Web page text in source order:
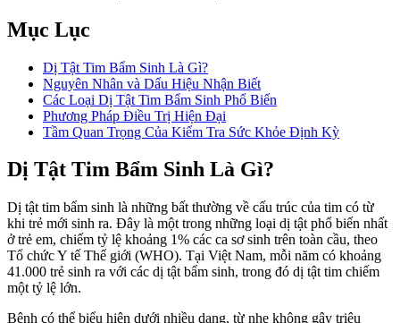
Mục Lục
Dị Tật Tim Bẩm Sinh Là Gì?
Nguyên Nhân và Dấu Hiệu Nhận Biết
Các Loại Dị Tật Tim Bẩm Sinh Phổ Biến
Phương Pháp Điều Trị Hiện Đại
Tầm Quan Trọng Của Kiểm Tra Sức Khỏe Định Kỳ
Dị Tật Tim Bẩm Sinh Là Gì?
Dị tật tim bẩm sinh là những bất thường về cấu trúc của tim có từ
khi trẻ mới sinh ra. Đây là một trong những loại dị tật phổ biến nhất
ở trẻ em, chiếm tỷ lệ khoảng 1% các ca sơ sinh trên toàn cầu, theo
Tổ chức Y tế Thế giới (WHO). Tại Việt Nam, mỗi năm có khoảng
41.000 trẻ sinh ra với các dị tật bẩm sinh, trong đó dị tật tim chiếm
một tỷ lệ lớn.
Bệnh có thể biểu hiện dưới nhiều dạng, từ nhẹ không gây triệu